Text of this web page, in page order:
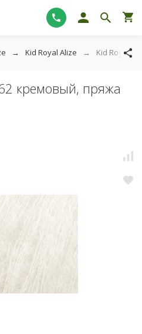
Kid Royal Alize Kid Royal
кремовый, пряжа